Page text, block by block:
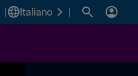
Italiano